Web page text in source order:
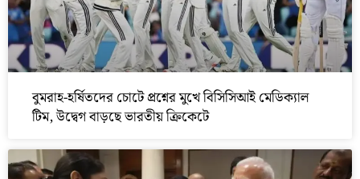
বুমরাহ-হর্ষিতদের চোটে প্রশ্নের মুখে বিসিসিআই মেডিক্যাল
টিম, উদ্বেগ বাড়ছে ভারতীয় ক্রিকেটে